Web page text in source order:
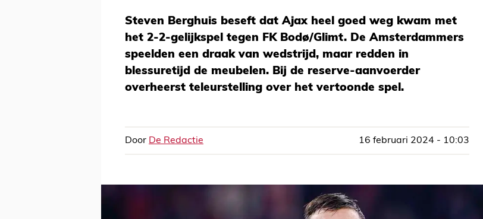
Steven Berghuis beseft dat Ajax heel goed weg kwam met
het 2-2-gelijkspel tegen FK Bodø/Glimt. De Amsterdammers
speelden een draak van wedstrijd, maar redden in
blessuretijd de meubelen. Bij de reserve-aanvoerder
overheerst teleurstelling over het vertoonde spel.
Door De Redactie 16 februari 2024 - 10:03